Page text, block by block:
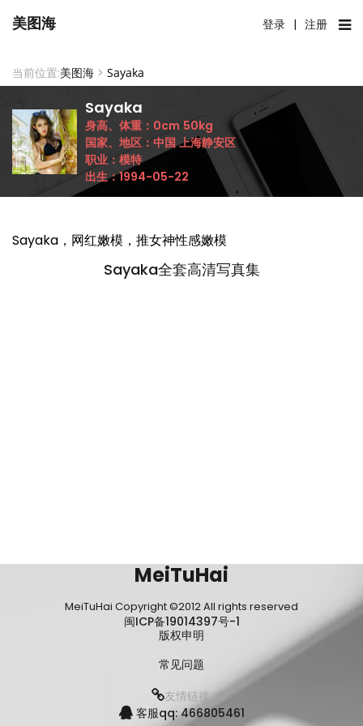
美图海 登录 | 注册
当前位置:美图海 > Sayaka
Sayaka
身高、体重： 0cm 50kg
国家、地区： 中国 上海静安区
职业： 模特
出生：1994-05-22
Sayaka，网红嫩模，推女神性感嫩模
Sayaka全套高清写真集
MeiTuHai
MeiTuHai Copyright ©2012 All rights reserved
闽ICP备19014397号-1
版权申明
常见问题
友情链接:
客服qq: 466805461